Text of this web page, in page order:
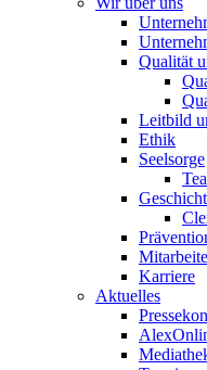
Qualität
Leitbild
Ethik
Seelsorge
Karriere
Aktuelles